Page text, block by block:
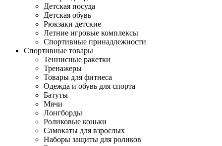
Детская посуда
Детская обувь
Рюкзаки детские
Летние игровые комплексы
Спортивные принадлежности
Спортивные товары
Теннисные ракетки
Тренажеры
Товары для фитнеса
Одежда и обувь для спорта
Батуты
Мячи
Лонгборды
Роликовые коньки
Самокаты для взрослых
Наборы защиты для роликов